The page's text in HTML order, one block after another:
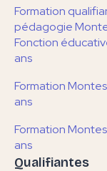
Formation
pédagogie
Fonction
ans
Formation
ans
Formation
ans
Qualifiantes